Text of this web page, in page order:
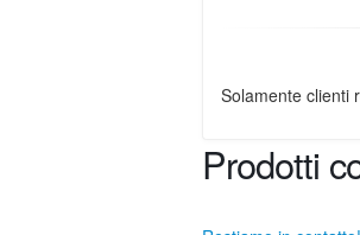
Solamente clienti
Prodotti